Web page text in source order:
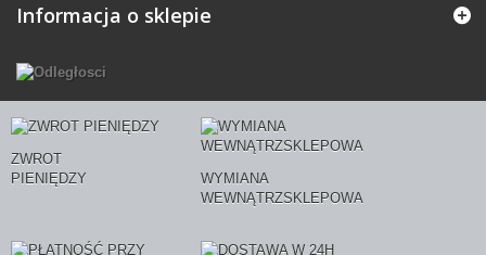
Informacja o sklepie
ZWROT
PIENIĘDZY
WYMIANA
WEWNĄTRZSKLEPOWA